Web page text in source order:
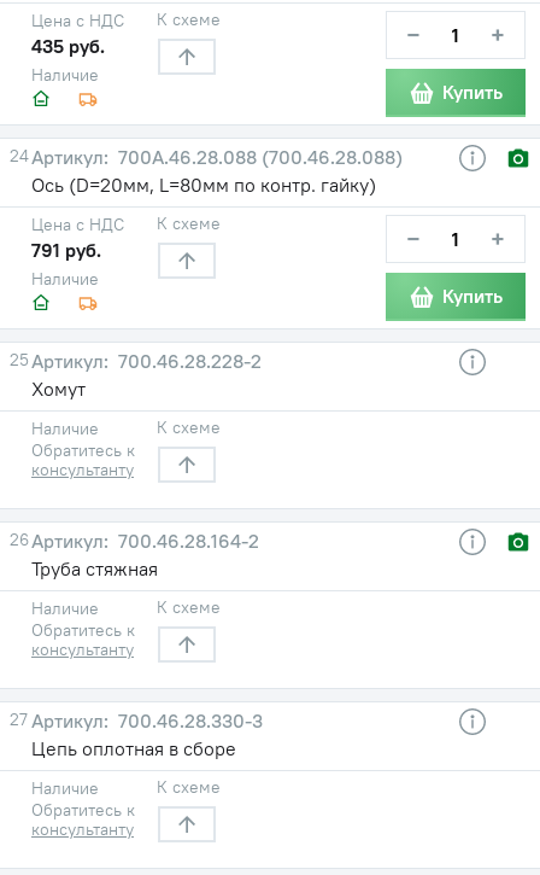
Наличие
Цена с НДС
435 руб.
К схеме − +
Купить
24
700А.46.28.088 (700.46.28.088)
Ось (D=20мм, L=80мм по контр. гайку)
Наличие
Цена с НДС
791 руб.
К схеме − +
Купить
25
700.46.28.228-2
Хомут
Наличие
Обратитесь к
консультанту
К схеме
26
700.46.28.164-2
Труба стяжная
Наличие
Обратитесь к
консультанту
К схеме
27
700.46.28.330-3
Цепь оплотная в сборе
Наличие
Обратитесь к
консультанту
К схеме